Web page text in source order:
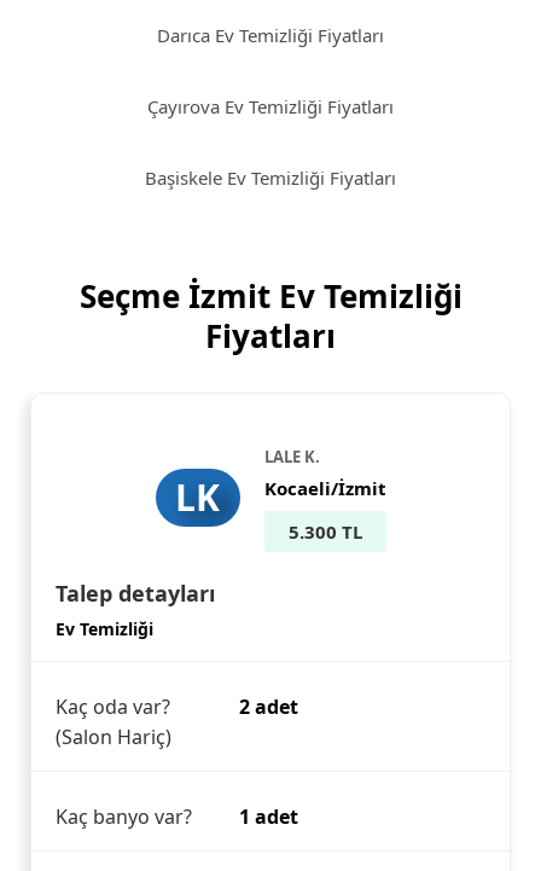
Darıca Ev Temizliği Fiyatları
Çayırova Ev Temizliği Fiyatları
Başiskele Ev Temizliği Fiyatları
Seçme İzmit Ev Temizliği
Fiyatları
LK
LALE K.
Kocaeli/İzmit
5.300 TL
Talep detayları
Ev Temizliği
Kaç oda var?
(Salon Hariç)
2 adet
Kaç banyo var? 1 adet